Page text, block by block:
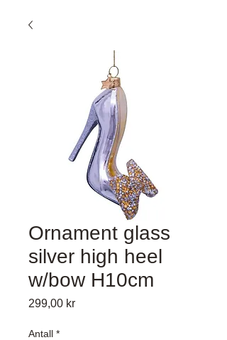
Ornament glass
silver high heel
w/bow H10cm
299,00 krPris
Antall *